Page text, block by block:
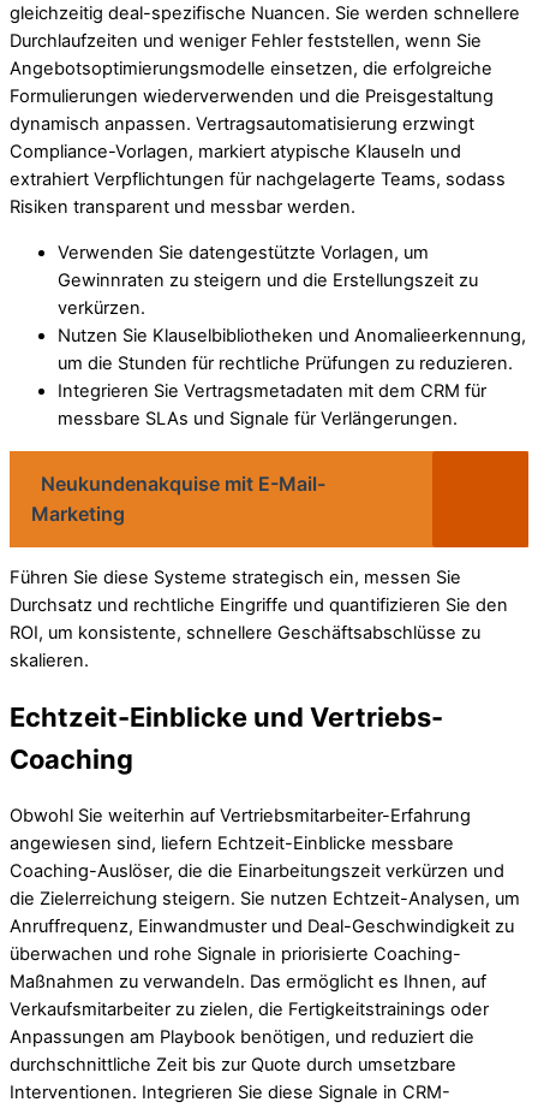
gleichzeitig deal-spezifische Nuancen. Sie werden schnellere
Durchlaufzeiten und weniger Fehler feststellen, wenn Sie
Angebotsoptimierungsmodelle einsetzen, die erfolgreiche
Formulierungen wiederverwenden und die Preisgestaltung
dynamisch anpassen. Vertragsautomatisierung erzwingt
Compliance-Vorlagen, markiert atypische Klauseln und
extrahiert Verpflichtungen für nachgelagerte Teams, sodass
Risiken transparent und messbar werden.
Verwenden Sie datengestützte Vorlagen, um
Gewinnraten zu steigern und die Erstellungszeit zu
verkürzen.
Nutzen Sie Klauselbibliotheken und Anomalieerkennung,
um die Stunden für rechtliche Prüfungen zu reduzieren.
Integrieren Sie Vertragsmetadaten mit dem CRM für
messbare SLAs und Signale für Verlängerungen.
Neukundenakquise mit E-Mail-
Marketing
Führen Sie diese Systeme strategisch ein, messen Sie
Durchsatz und rechtliche Eingriffe und quantifizieren Sie den
ROI, um konsistente, schnellere Geschäftsabschlüsse zu
skalieren.
Echtzeit-Einblicke und Vertriebs-
Coaching
Obwohl Sie weiterhin auf Vertriebsmitarbeiter-Erfahrung
angewiesen sind, liefern Echtzeit-Einblicke messbare
Coaching-Auslöser, die die Einarbeitungszeit verkürzen und
die Zielerreichung steigern. Sie nutzen Echtzeit-Analysen, um
Anruffrequenz, Einwandmuster und Deal-Geschwindigkeit zu
überwachen und rohe Signale in priorisierte Coaching-
Maßnahmen zu verwandeln. Das ermöglicht es Ihnen, auf
Verkaufsmitarbeiter zu zielen, die Fertigkeitstrainings oder
Anpassungen am Playbook benötigen, und reduziert die
durchschnittliche Zeit bis zur Quote durch umsetzbare
Interventionen. Integrieren Sie diese Signale in CRM-